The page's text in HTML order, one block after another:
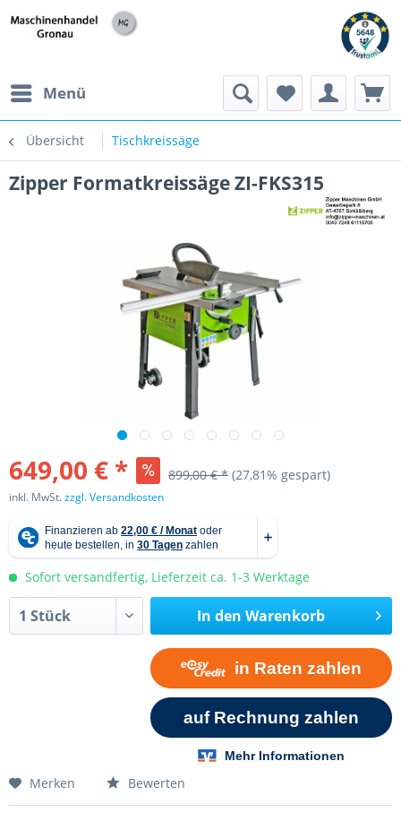
Menü
Übersicht Tischkreissäge
Zipper Formatkreissäge ZI-FKS315
649,00 € * 899,00 € * (27,81% gespart)
inkl. MwSt.zzgl. Versandkosten
Sofort versandfertig, Lieferzeit ca. 1-3 Werktage
In den Warenkorb
Merken Bewerten